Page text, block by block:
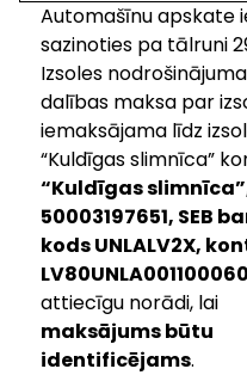
Automašīnu apskate
sazinoties pa tālruni
Izsoles
dalības maksa par
iemaksājama līdz
“Kuldīgas slimnīca”
“Kuldīgas
50003197651, SEB
kods UNLALV2X,
attiecīgu norādi, lai
maksājums būtu
identificējams.